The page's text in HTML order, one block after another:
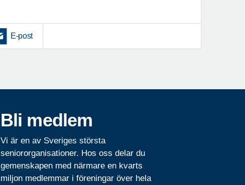
E-post
Bli medlem
Vi är en av Sveriges största
seniororganisationer. Hos oss delar du
gemenskapen med närmare en kvarts
miljon medlemmar i föreningar över hela